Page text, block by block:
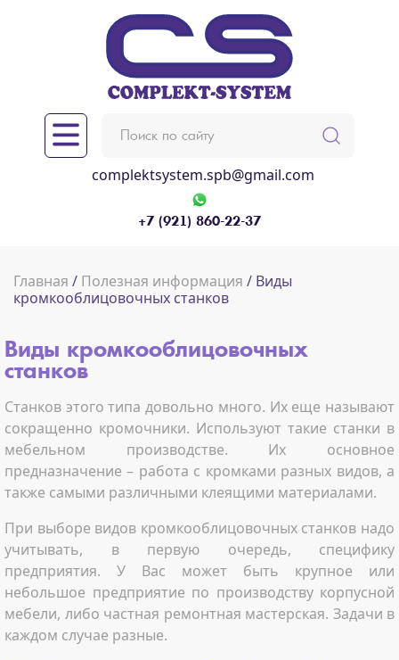
complektsystem.spb@gmail.com
+7 (921) 860-22-37
Главная / Полезная информация / Виды
кромкооблицовочных станков
Виды кромкооблицовочных
станков
Станков этого типа довольно много. Их еще называют
сокращенно кромочники. Используют такие станки в
мебельном производстве. Их основное
предназначение – работа с кромками разных видов, а
также самыми различными клеящими материалами.
При выборе видов кромкооблицовочных станков надо
учитывать, в первую очередь, специфику
предприятия. У Вас может быть крупное или
небольшое предприятие по производству корпусной
мебели, либо частная ремонтная мастерская. Задачи в
каждом случае разные.